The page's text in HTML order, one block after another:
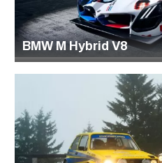
BMW M Hybrid V8